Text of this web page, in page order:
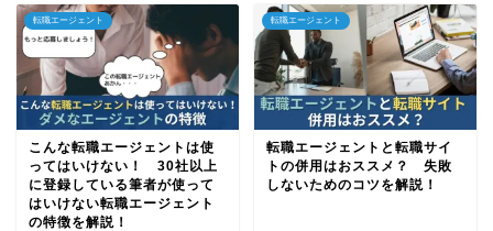
転職エージェント
こんな転職エージェントは使
ってはいけない！ 30社以上
に登録している筆者が使って
はいけない転職エージェント
の特徴を解説！
転職エージェント
転職エージェントと転職サイ
トの併用はおススメ？ 失敗
しないためのコツを解説！